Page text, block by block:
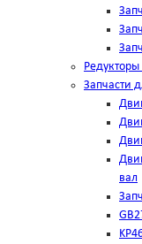
Запчасти
вал